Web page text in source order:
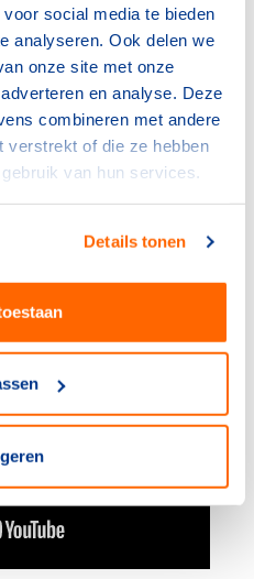
social media te bieden
analyseren. Ook delen we
onze site met onze
en analyse. Deze
combineren met andere
verstrekt of die ze hebben
van hun services.
Details tonen
sportforums die
Europa en ben ik bij de
aanwezig. Zo hoop
te zetten om #BeActive
ook de Nationale
communicatiemoment
om te gaan sporten of